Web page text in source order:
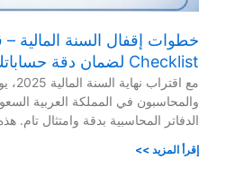
Checklist لضمان دقة حساباتك
مع
والمحاسبون في المملكة العربية
الدفاتر المحاسبية بدقة وامتثال تام.
إقرأ المزيد >>